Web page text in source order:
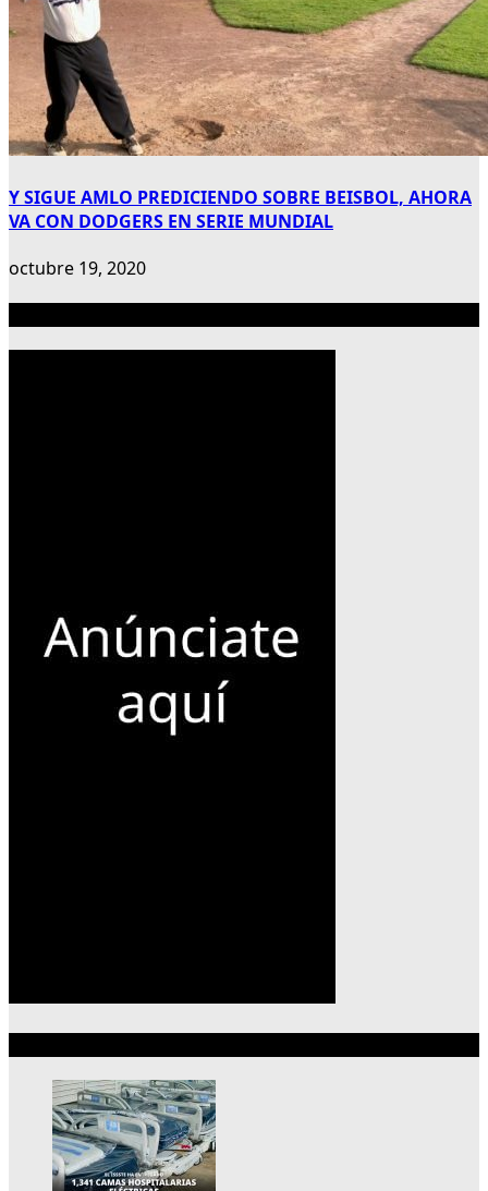
Y SIGUE AMLO PREDICIENDO SOBRE BEISBOL, AHORA
VA CON DODGERS EN SERIE MUNDIAL
octubre 19, 2020